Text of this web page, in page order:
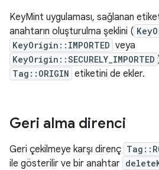
KeyMint uygulaması, sağlanan
anahtarın oluşturulma şeklini (
KeyOrigin::IMPORTED veya
KeyOrigin::SECURELY_IMPORTED
Tag::ORIGIN etiketini de ekler.
Geri alma direnci
Geri çekilmeye karşı direnç
ile gösterilir ve bir anahtar